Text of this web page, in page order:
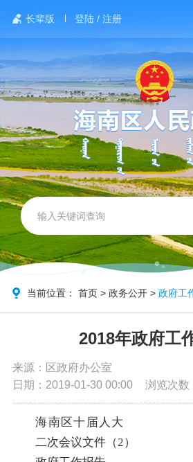
长辈版 登陆 / 注册
网站首页
北方海南
政务要闻
党务公开
政务公开
政务服务
当前位置：首页 >政务公开 >政府工
2018年政府工
来源：区政府办公室
日期：2019-01-30 00:00
浏览次数
海南区十 届人大
二次会议文件（2）